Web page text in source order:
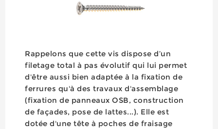
Rappelons que cette vis dispose d’un
filetage total à pas évolutif qui lui permet
d'être aussi bien adaptée à la fixation de
ferrures qu'à des travaux d'assemblage
(fixation de panneaux OSB, construction
de façades, pose de lattes...). Elle est
dotée d'une tête à poches de fraisage